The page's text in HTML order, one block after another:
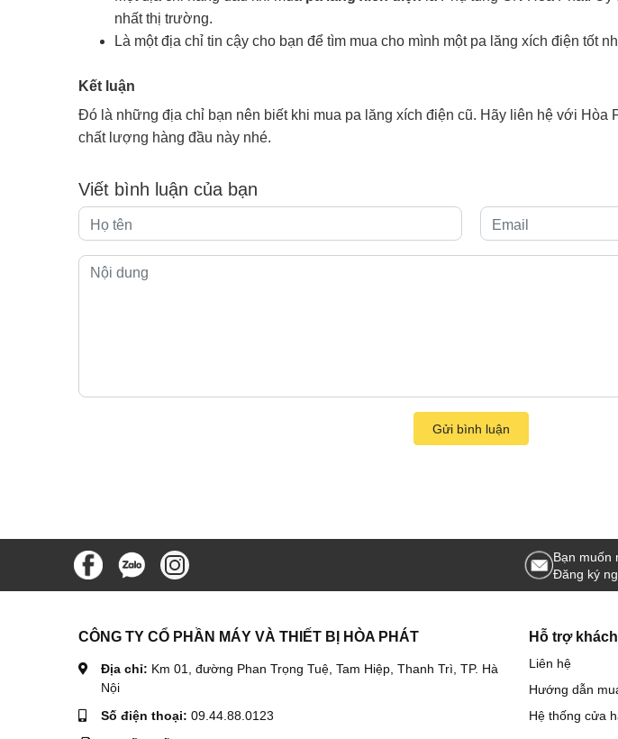
nhất thị trường.
Là một địa chỉ tin cậy cho bạn để tìm mua cho mình một pa lăng xích điện tốt
Kết luận
Đó là những địa chỉ bạn nên biết khi mua pa lăng xích điện cũ. Hãy liên hệ với Hòa
chất lượng hàng đầu này nhé.
Viết bình luận của bạn
Gửi bình luận
Bạn muốn
Đăng ký
CÔNG TY CỔ PHẦN MÁY VÀ THIẾT BỊ HÒA PHÁT
Địa chỉ: Km 01, đường Phan Trọng Tuệ, Tam Hiệp, Thanh Trì, TP. Hà
Nội
Số điện thoại: 09.44.88.0123
Hỗ trợ
Liên hệ
Hướng dẫn
Hệ thống cửa